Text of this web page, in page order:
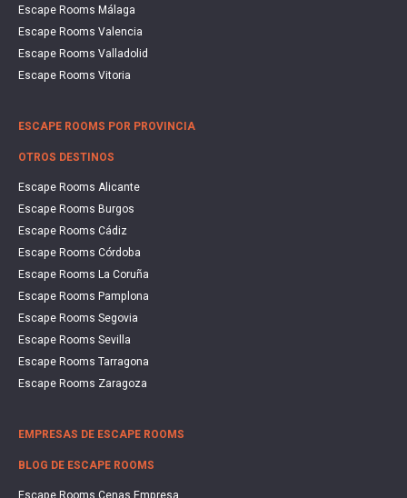
Escape Rooms Málaga
Escape Rooms Valencia
Escape Rooms Valladolid
Escape Rooms Vitoria
ESCAPE ROOMS POR PROVINCIA
OTROS DESTINOS
Escape Rooms Alicante
Escape Rooms Burgos
Escape Rooms Cádiz
Escape Rooms Córdoba
Escape Rooms La Coruña
Escape Rooms Pamplona
Escape Rooms Segovia
Escape Rooms Sevilla
Escape Rooms Tarragona
Escape Rooms Zaragoza
EMPRESAS DE ESCAPE ROOMS
BLOG DE ESCAPE ROOMS